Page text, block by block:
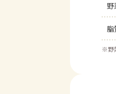
脂
※野